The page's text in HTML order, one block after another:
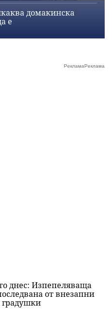
домакинска
е
днес: Изпепеляваща
от внезапни
градушки